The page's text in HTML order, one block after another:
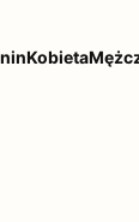
Kobieta